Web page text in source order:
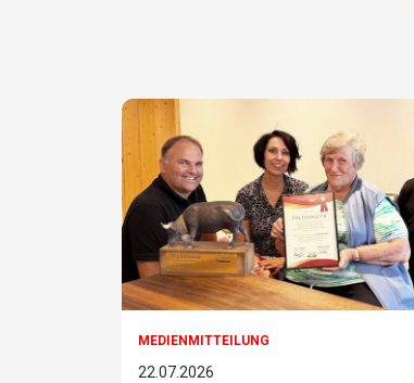
MEDIENMITTEILUNG
22.07.2026